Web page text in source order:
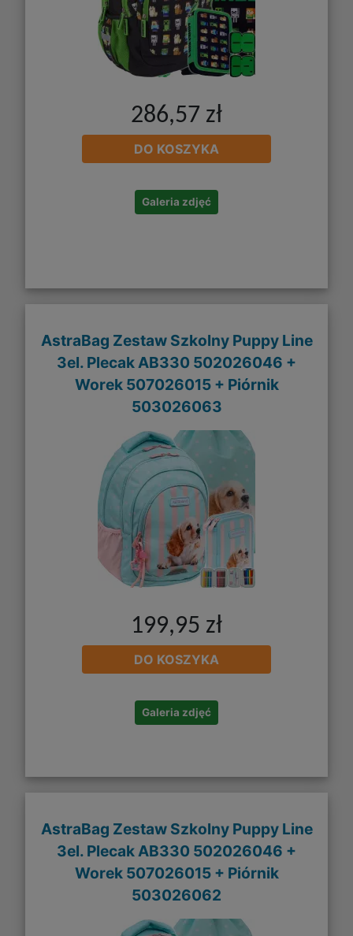
286,57 zł
DO KOSZYKA
Galeria zdjęć
AstraBag Zestaw Szkolny Puppy Line
3el. Plecak AB330 502026046 +
Worek 507026015 + Piórnik
503026063
199,95 zł
DO KOSZYKA
Galeria zdjęć
AstraBag Zestaw Szkolny Puppy Line
3el. Plecak AB330 502026046 +
Worek 507026015 + Piórnik
503026062